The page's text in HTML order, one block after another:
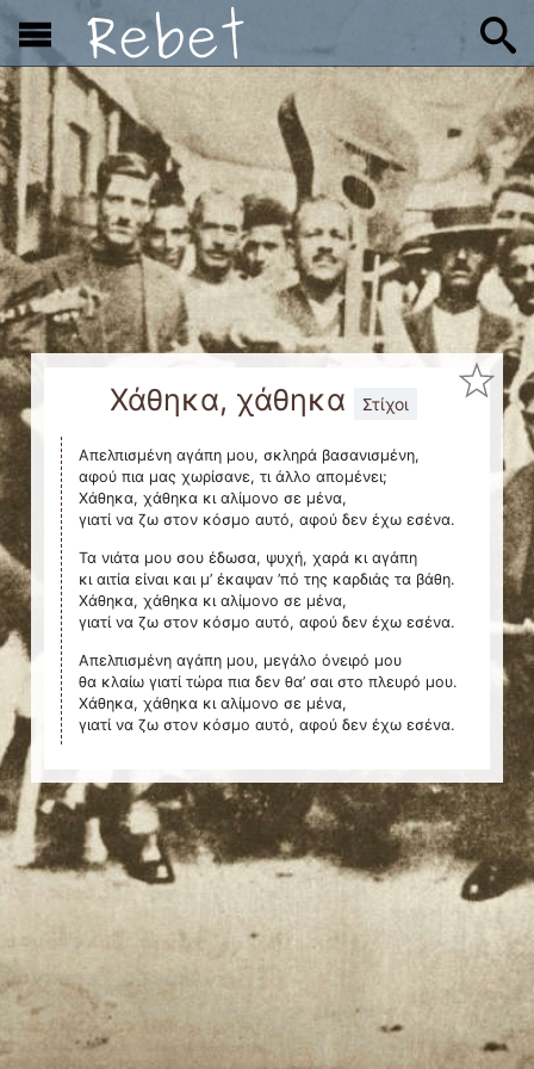
x
Χάθηκα, χάθηκα Στίχοι
Απελπισμένη αγάπη μου, σκληρά βασανισμένη,
αφού πια μας χωρίσανε, τι άλλο απομένει;
Χάθηκα, χάθηκα κι αλίμονο σε μένα,
γιατί να ζω στον κόσμο αυτό, αφού δεν έχω εσένα.
Τα νιάτα μου σου έδωσα, ψυχή, χαρά κι αγάπη
κι αιτία είναι και μ’ έκαψαν ’πό της καρδιάς τα βάθη.
Χάθηκα, χάθηκα κι αλίμονο σε μένα,
γιατί να ζω στον κόσμο αυτό, αφού δεν έχω εσένα.
Απελπισμένη αγάπη μου, μεγάλο όνειρό μου
θα κλαίω γιατί τώρα πια δεν θα’ σαι στο πλευρό μου.
Χάθηκα, χάθηκα κι αλίμονο σε μένα,
γιατί να ζω στον κόσμο αυτό, αφού δεν έχω εσένα.